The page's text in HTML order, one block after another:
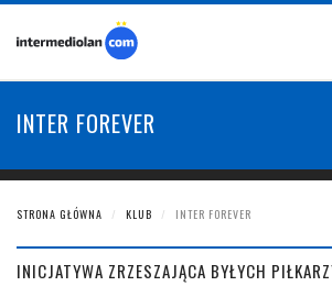
INTER FOREVER
STRONA GŁÓWNA KLUB INTER FOREVER
INICJATYWA ZRZESZAJĄCA BYŁYCH